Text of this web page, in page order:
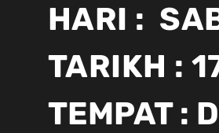
HARI :
TARIKH :
TEMPAT :